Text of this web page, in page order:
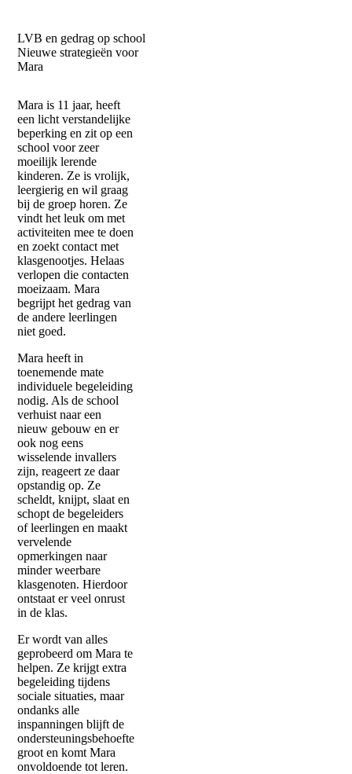
LVB en gedrag op school
Nieuwe strategieën voor
Mara
Mara is 11 jaar, heeft
een licht verstandelijke
beperking en zit op een
school voor zeer
moeilijk lerende
kinderen. Ze is vrolijk,
leergierig en wil graag
bij de groep horen. Ze
vindt het leuk om met
activiteiten mee te doen
en zoekt contact met
klasgenootjes. Helaas
verlopen die contacten
moeizaam. Mara
begrijpt het gedrag van
de andere leerlingen
niet goed.
Mara heeft in
toenemende mate
individuele begeleiding
nodig. Als de school
verhuist naar een
nieuw gebouw en er
ook nog eens
wisselende invallers
zijn, reageert ze daar
opstandig op. Ze
scheldt, knijpt, slaat en
schopt de begeleiders
of leerlingen en maakt
vervelende
opmerkingen naar
minder weerbare
klasgenoten. Hierdoor
ontstaat er veel onrust
in de klas.
Er wordt van alles
geprobeerd om Mara te
helpen. Ze krijgt extra
begeleiding tijdens
sociale situaties, maar
ondanks alle
inspanningen blijft de
ondersteuningsbehoefte
groot en komt Mara
onvoldoende tot leren.